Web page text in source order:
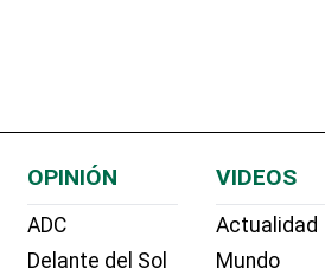
OPINIÓN
ADC
Delante del Sol
VIDEOS
Actualidad
Mundo